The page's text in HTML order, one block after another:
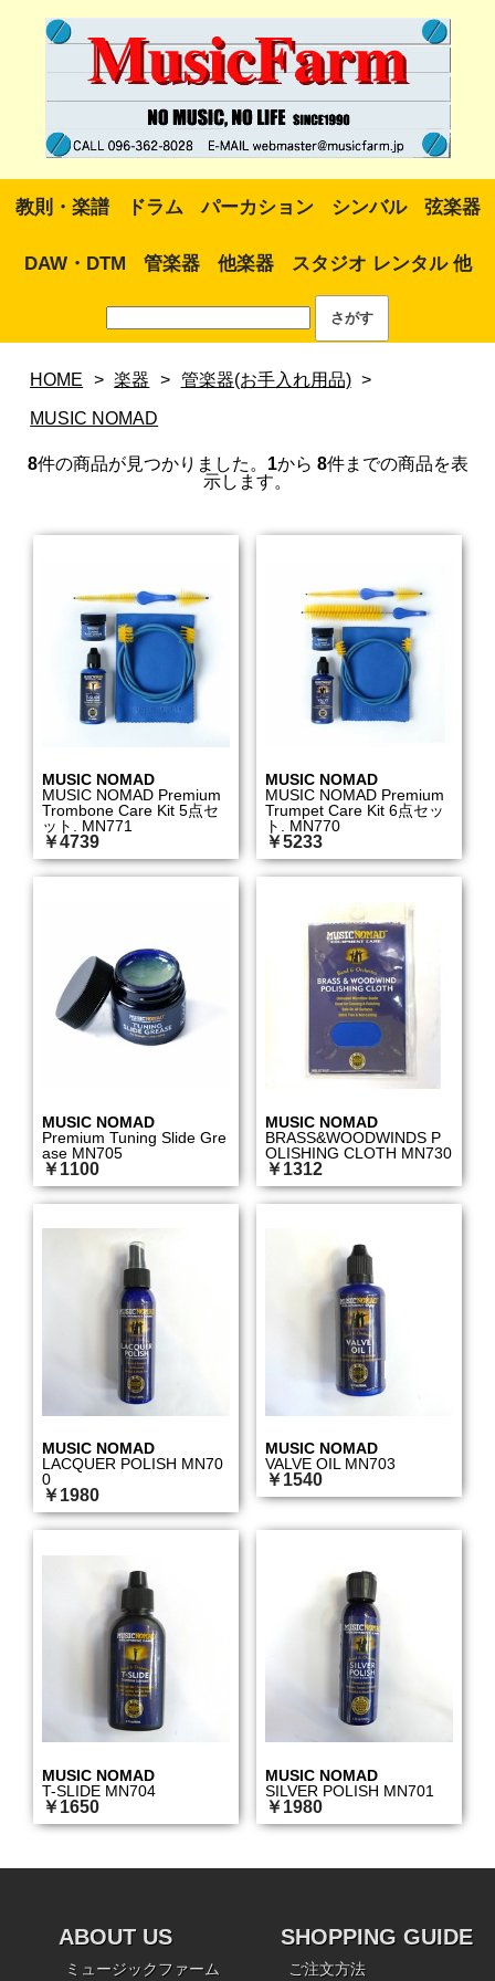
教則・楽譜 ドラム パーカション シンバル 弦楽器
DAW・DTM 管楽器 他楽器 スタジオ レンタル 他
HOME > 楽器 > 管楽器(お手入れ用品) >
MUSIC NOMAD
8件の商品が見つかりました。 1から 8件までの商品を表
示します。
MUSIC NOMAD
MUSIC NOMAD Premium
Trombone Care Kit 5点セ
ット. MN771
￥4739
MUSIC NOMAD
MUSIC NOMAD Premium
Trumpet Care Kit 6点セッ
ト. MN770
￥5233
MUSIC NOMAD
Premium Tuning Slide Gre
ase MN705
￥1100
MUSIC NOMAD
BRASS&WOODWINDS P
OLISHING CLOTH MN730
￥1312
MUSIC NOMAD
LACQUER POLISH MN70
0
￥1980
MUSIC NOMAD
VALVE OIL MN703
￥1540
MUSIC NOMAD
T-SLIDE MN704
￥1650
MUSIC NOMAD
SILVER POLISH MN701
￥1980
ABOUT US
ミュージックファーム
SHOPPING GUIDE
ご注文方法